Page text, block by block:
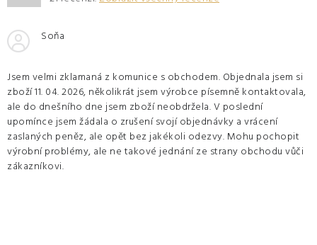
Soňa
Jsem velmi zklamaná z komunice s obchodem. Objednala jsem si
zboží 11. 04. 2026, několikrát jsem výrobce písemně kontaktovala,
ale do dnešního dne jsem zboží neobdržela. V poslední
upomínce jsem žádala o zrušení svojí objednávky a vrácení
zaslaných peněz, ale opět bez jakékoli odezvy. Mohu pochopit
výrobní problémy, ale ne takové jednání ze strany obchodu vůči
zákazníkovi.